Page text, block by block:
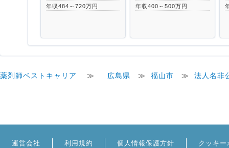
年収484～720万円
年収400～500万円
薬剤師ベストキャリア ≫ 広島県 ≫ 福山市 ≫ 法人名非
運営会社 利用規約 個人情報保護方針 クッキー